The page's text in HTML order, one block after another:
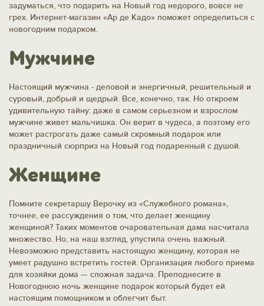
задуматься, что подарить на Новый год недорого, вовсе не
грех. Интернет-магазин «Ар де Кадо» поможет определиться с
новогодним подарком.
Мужчине
Настоящий мужчина - деловой и энергичный, решительный и
суровый, добрый и щедрый. Все, конечно, так. Но откроем
удивительную тайну: даже в самом серьезном и взрослом
мужчине живет мальчишка. Он верит в чудеса, а поэтому его
может растрогать даже самый скромный подарок или
праздничный сюрприз на Новый год подаренный с душой.
Женщине
Помните секретаршу Верочку из «Служебного романа»,
точнее, ее рассуждения о том, что делает женщину
женщиной? Таких моментов очаровательная дама насчитала
множество. Но, на наш взгляд, упустила очень важный.
Невозможно представить настоящую женщину, которая не
умеет радушно встретить гостей. Организация любого приема
для хозяйки дома — сложная задача. Преподнесите в
Новогоднюю ночь женщине подарок который будет ей
настоящим помощником и облегчит быт.